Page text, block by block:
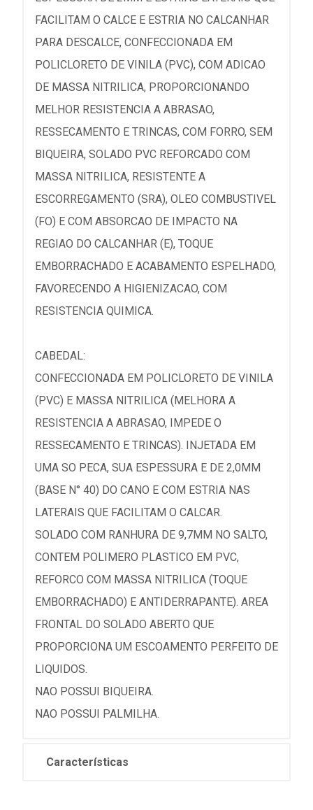
FACILITAM O CALCE E ESTRIA NO CALCANHAR
PARA DESCALCE, CONFECCIONADA EM
POLICLORETO DE VINILA (PVC), COM ADICAO
DE MASSA NITRILICA, PROPORCIONANDO
MELHOR RESISTENCIA A ABRASAO,
RESSECAMENTO E TRINCAS, COM FORRO, SEM
BIQUEIRA, SOLADO PVC REFORCADO COM
MASSA NITRILICA, RESISTENTE A
ESCORREGAMENTO (SRA), OLEO COMBUSTIVEL
(FO) E COM ABSORCAO DE IMPACTO NA
REGIAO DO CALCANHAR (E), TOQUE
EMBORRACHADO E ACABAMENTO ESPELHADO,
FAVORECENDO A HIGIENIZACAO, COM
RESISTENCIA QUIMICA.
CABEDAL:
CONFECCIONADA EM POLICLORETO DE VINILA
(PVC) E MASSA NITRILICA (MELHORA A
RESISTENCIA A ABRASAO, IMPEDE O
RESSECAMENTO E TRINCAS). INJETADA EM
UMA SO PECA, SUA ESPESSURA E DE 2,0MM
(BASE N° 40) DO CANO E COM ESTRIA NAS
LATERAIS QUE FACILITAM O CALCAR.
SOLADO COM RANHURA DE 9,7MM NO SALTO,
CONTEM POLIMERO PLASTICO EM PVC,
REFORCO COM MASSA NITRILICA (TOQUE
EMBORRACHADO) E ANTIDERRAPANTE). AREA
FRONTAL DO SOLADO ABERTO QUE
PROPORCIONA UM ESCOAMENTO PERFEITO DE
LIQUIDOS.
NAO POSSUI BIQUEIRA.
NAO POSSUI PALMILHA.
Características